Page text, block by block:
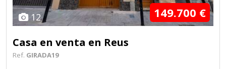
12 149.700 €
Casa en venta en Reus
Ref. GIRADA19